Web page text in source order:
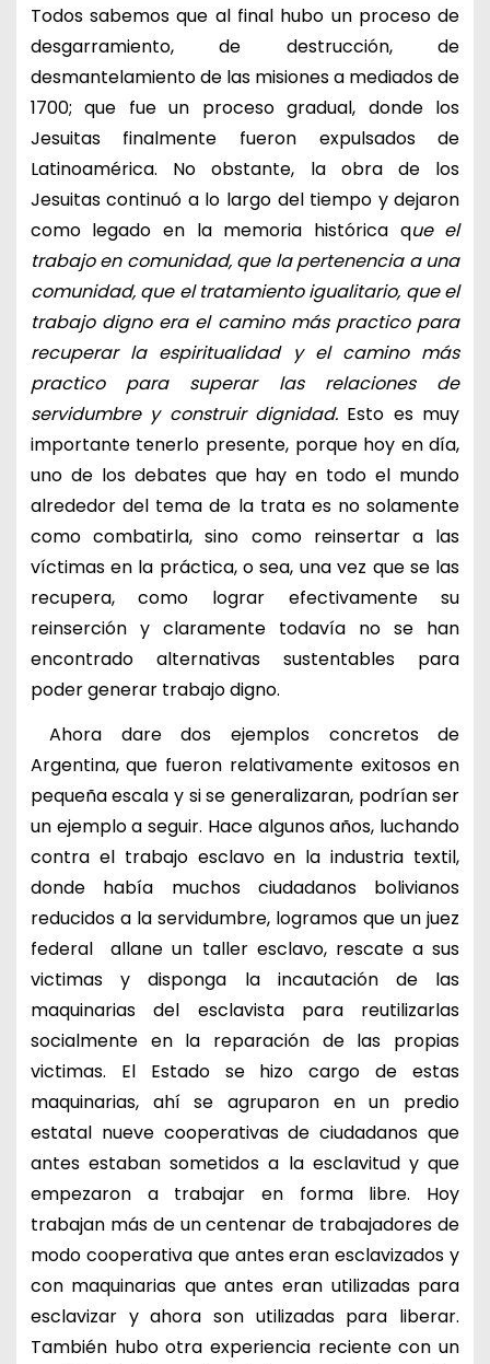
Todos sabemos que al final hubo un proceso de
desgarramiento, de destrucción, de
desmantelamiento de las misiones a mediados de
1700; que fue un proceso gradual, donde los
Jesuitas finalmente fueron expulsados de
Latinoamérica. No obstante, la obra de los
Jesuitas continuó a lo largo del tiempo y dejaron
como legado en la memoria histórica que el
trabajo en comunidad, que la pertenencia a una
comunidad, que el tratamiento igualitario, que el
trabajo digno era el camino más practico para
recuperar la espiritualidad y el camino más
practico para superar las relaciones de
servidumbre y construir dignidad. Esto es muy
importante tenerlo presente, porque hoy en día,
uno de los debates que hay en todo el mundo
alrededor del tema de la trata es no solamente
como combatirla, sino como reinsertar a las
víctimas en la práctica, o sea, una vez que se las
recupera, como lograr efectivamente su
reinserción y claramente todavía no se han
encontrado alternativas sustentables para
poder generar trabajo digno.
Ahora dare dos ejemplos concretos de
Argentina, que fueron relativamente exitosos en
pequeña escala y si se generalizaran, podrían ser
un ejemplo a seguir. Hace algunos años, luchando
contra el trabajo esclavo en la industria textil,
donde había muchos ciudadanos bolivianos
reducidos a la servidumbre, logramos que un juez
federal allane un taller esclavo, rescate a sus
victimas y disponga la incautación de las
maquinarias del esclavista para reutilizarlas
socialmente en la reparación de las propias
victimas. El Estado se hizo cargo de estas
maquinarias, ahí se agruparon en un predio
estatal nueve cooperativas de ciudadanos que
antes estaban sometidos a la esclavitud y que
empezaron a trabajar en forma libre. Hoy
trabajan más de un centenar de trabajadores de
modo cooperativa que antes eran esclavizados y
con maquinarias que antes eran utilizadas para
esclavizar y ahora son utilizadas para liberar.
También hubo otra experiencia reciente con un